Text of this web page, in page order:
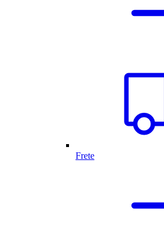
Frete